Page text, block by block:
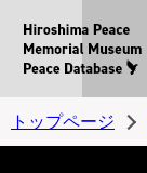
トップページ